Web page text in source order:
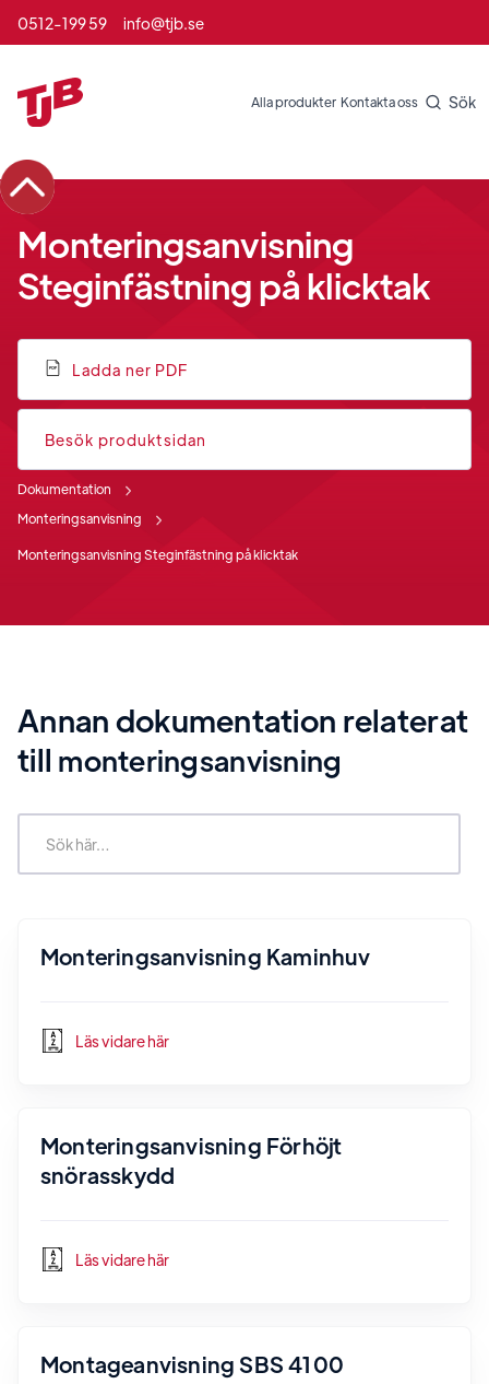
0512-199 59 info@tjb.se
Alla produkter Kontakta oss Sök
Monteringsanvisning
Steginfästning på klicktak
Ladda ner PDF
Besök produktsidan
Dokumentation
Monteringsanvisning
Monteringsanvisning Steginfästning på klicktak
Annan dokumentation relaterat
till monteringsanvisning
Monteringsanvisning Kaminhuv
Läs vidare här
Monteringsanvisning Förhöjt
snörasskydd
Läs vidare här
Montageanvisning SBS 4100